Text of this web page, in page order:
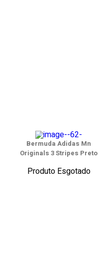
Bermuda Adidas Mn
Originals 3 Stripes Preto
Produto Esgotado